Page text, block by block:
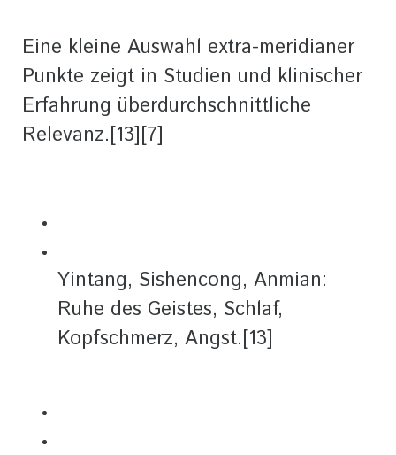
Eine kleine Auswahl extra-meridianer
Punkte zeigt in Studien und klinischer
Erfahrung überdurchschnittliche
Relevanz.[13][7]
Yintang, Sishencong, Anmian:
Ruhe des Geistes, Schlaf,
Kopfschmerz, Angst.[13]